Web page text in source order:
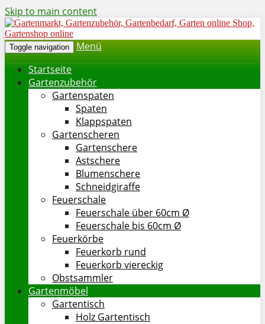
Skip to main content
Toggle navigation
Menü
Startseite
Gartenzubehör
Gartenspaten
Spaten
Klappspaten
Gartenscheren
Gartenschere
Astschere
Blumenschere
Schneidgiraffe
Feuerschale
Feuerschale über 60cm Ø
Feuerschale bis 60cm Ø
Feuerkörbe
Feuerkorb rund
Feuerkorb viereckig
Obstsammler
Gartenmöbel
Gartentisch
Holz Gartentisch